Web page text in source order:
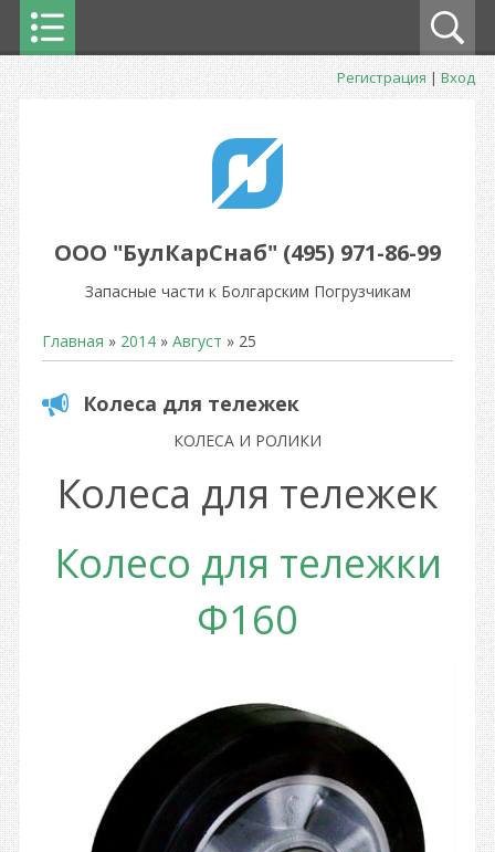
Регистрация|Вход
ООО "БулКарСнаб" (495) 971-86-99
Запасные части к Болгарским Погрузчикам
Главная » 2014 » Август » 25
Колеса для тележек
КОЛЕСА И РОЛИКИ
Колеса для тележек
Колесо для тележки
Ф160